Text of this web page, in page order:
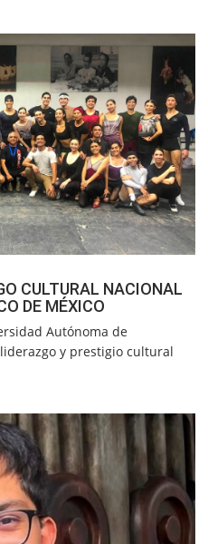
CULTURAL NACIONAL
DE MÉXICO
Autónoma de
y prestigio cultural